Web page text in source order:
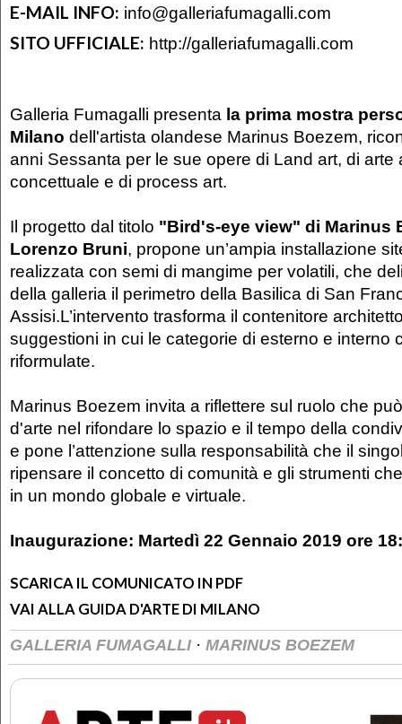
E-MAIL INFO: info@galleriafumagalli.com
SITO UFFICIALE: http://galleriafumagalli.com
Galleria Fumagalli presenta la prima mostra
Milano dell'artista olandese Marinus Boezem,
anni Sessanta per le sue opere di Land art, di arte
concettuale e di process art.
Il progetto dal titolo "Bird's-eye view" di Marinus
Lorenzo Bruni, propone un’ampia installazione
realizzata con semi di mangime per volatili, che
della galleria il perimetro della Basilica di San
Assisi.L’intervento trasforma il contenitore
suggestioni in cui le categorie di esterno e interno
riformulate.
Marinus Boezem invita a riflettere sul ruolo che
d'arte nel rifondare lo spazio e il tempo della
e pone l’attenzione sulla responsabilità che il
ripensare il concetto di comunità e gli strumenti
in un mondo globale e virtuale.
Inaugurazione: Martedì 22 Gennaio 2019 ore
SCARICA IL COMUNICATO IN PDF
VAI ALLA GUIDA D'ARTE DI MILANO
GALLERIA FUMAGALLI · MARINUS BOEZEM